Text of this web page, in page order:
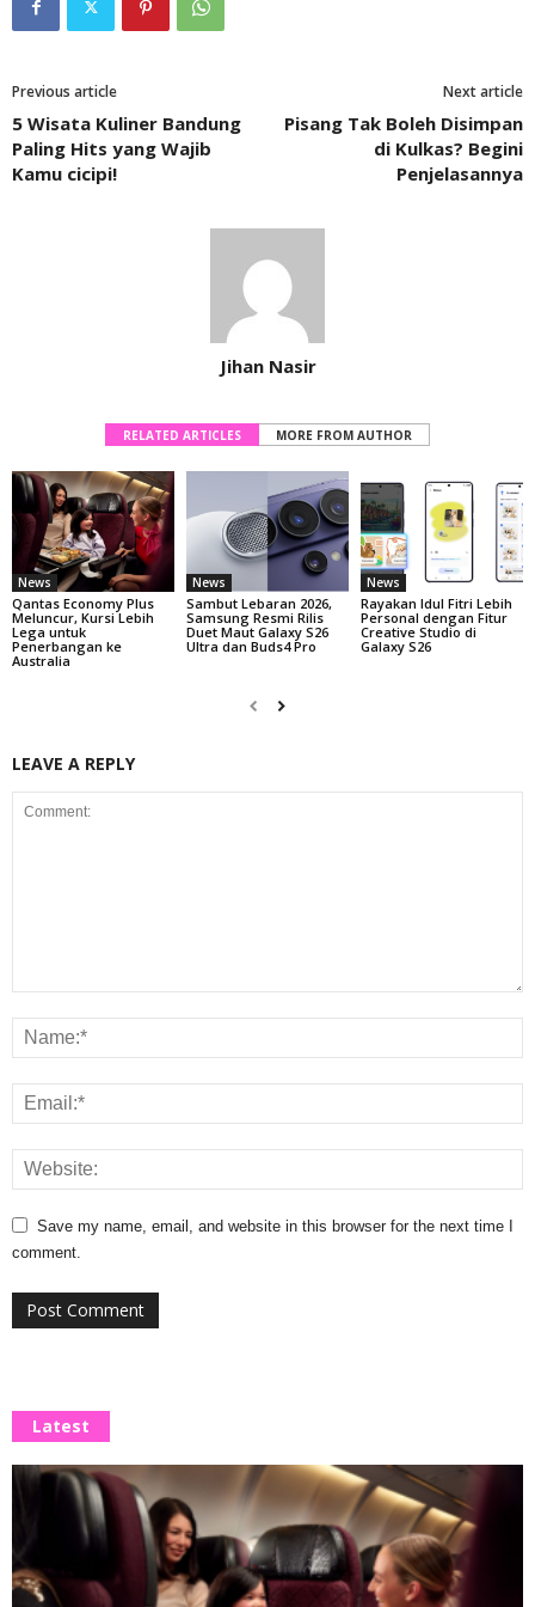
Previous article
5 Wisata Kuliner Bandung
Paling Hits yang Wajib
Kamu cicipi!
Next article
Pisang Tak Boleh Disimpan
di Kulkas? Begini
Penjelasannya
Jihan Nasir
RELATED ARTICLES MORE FROM AUTHOR
News
Qantas Economy Plus
Meluncur, Kursi Lebih
Lega untuk
Penerbangan ke
Australia
News
Sambut Lebaran 2026,
Samsung Resmi Rilis
Duet Maut Galaxy S26
Ultra dan Buds4 Pro
News
Rayakan Idul Fitri Lebih
Personal dengan Fitur
Creative Studio di
Galaxy S26
LEAVE A REPLY
Save my name, email, and website in this browser for the next time I
comment.
Latest